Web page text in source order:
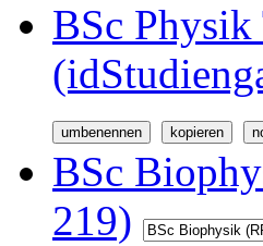
BSc Physik
BSc
219)